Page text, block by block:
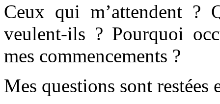
Ceux qui m’attendent ?
veulent-ils ? Pourquoi
mes commencements ?
Mes questions sont restées